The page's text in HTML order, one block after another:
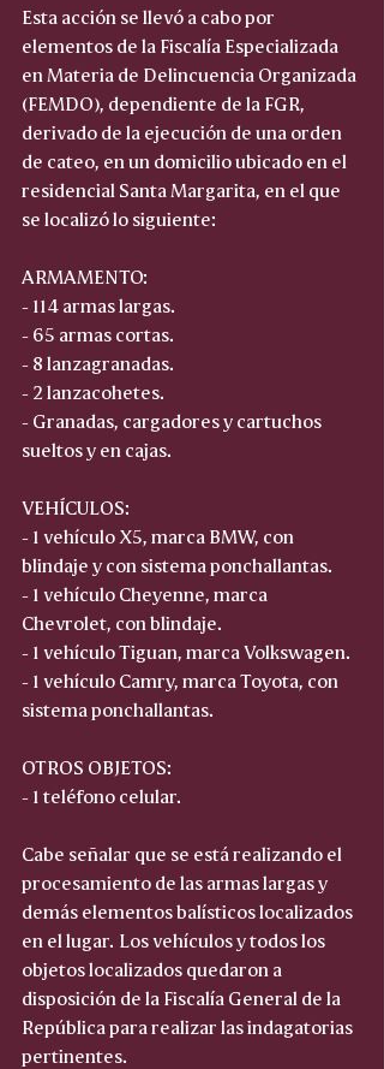
Esta acción se llevó a cabo por
elementos de la Fiscalía Especializada
en Materia de Delincuencia Organizada
(FEMDO), dependiente de la FGR,
derivado de la ejecución de una orden
de cateo, en un domicilio ubicado en el
residencial Santa Margarita, en el que
se localizó lo siguiente:
ARMAMENTO:
- 114 armas largas.
- 65 armas cortas.
- 8 lanzagranadas.
- 2 lanzacohetes.
- Granadas, cargadores y cartuchos
sueltos y en cajas.
VEHÍCULOS:
- 1 vehículo X5, marca BMW, con
blindaje y con sistema ponchallantas.
- 1 vehículo Cheyenne, marca
Chevrolet, con blindaje.
- 1 vehículo Tiguan, marca Volkswagen.
- 1 vehículo Camry, marca Toyota, con
sistema ponchallantas.
OTROS OBJETOS:
- 1 teléfono celular.
Cabe señalar que se está realizando el
procesamiento de las armas largas y
demás elementos balísticos localizados
en el lugar. Los vehículos y todos los
objetos localizados quedaron a
disposición de la Fiscalía General de la
República para realizar las indagatorias
pertinentes.